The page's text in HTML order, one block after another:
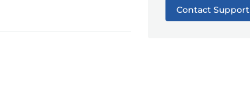
Contact Support